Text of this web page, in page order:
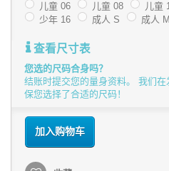
儿童 06
儿童 08 儿童
少年 16
成人 S 成人 M
查看尺寸表
您选的尺码合身吗？
结账时提交您的量身资料。 我们
保您选择了合适的尺码！
加入购物车